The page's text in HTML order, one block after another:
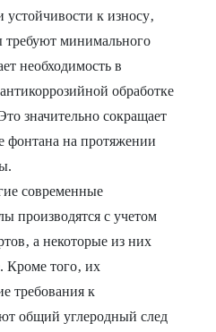
устойчивости к износу‚
минимального
необходимость в
обработке
значительно сокращает
фонтана на протяжении
современные
производятся с учетом
а некоторые из них
Кроме того‚ их
требования к
общий углеродный след